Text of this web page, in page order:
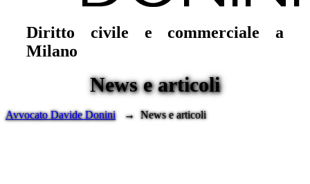
Diritto civile e commerciale a
Milano
News e articoli
Avvocato Davide Donini → News e articoli